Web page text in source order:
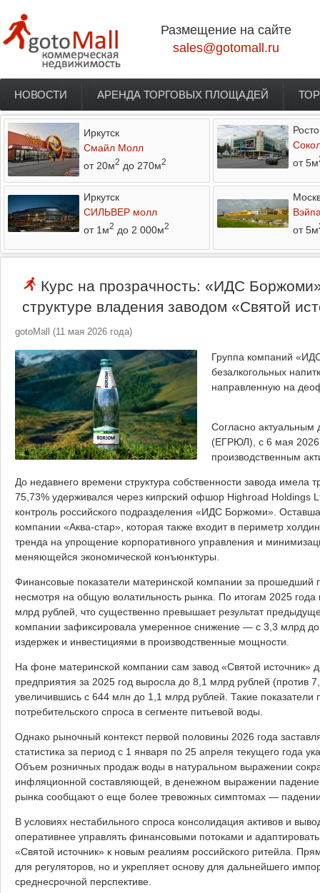
Размещение на сайте
sales@gotomall.ru
Главное меню
НОВОСТИ АРЕНДА ТОРГОВЫХ ПЛОЩАДЕЙ
Иркутск
Смайл Молл
от 20м2 до 270м2
от 5м
Иркутск
СИЛЬВЕР молл
от 1м2 до 2 000м2
от 5м
Курс на прозрачность: «ИДС
структуре владения заводом «Святой
gotoMall (11 мая 2026 года)
Группа компаний
безалкогольных
направленную на
Согласно актуальным
(ЕГРЮЛ), с 6 мая
производственным
До недавнего времени структура собственности завода
75,73% удерживался через кипрский офшор Highroad Holdings
контроль российского подразделения «ИДС Боржоми».
компании «Аква-стар», которая также входит в периметр
тренда на упрощение корпоративного управления и
меняющейся экономической конъюнктуры.
Финансовые показатели материнской компании за прошедший
несмотря на общую волатильность рынка. По итогам 2025
млрд рублей, что существенно превышает результат
компании зафиксировала умеренное снижение — с 3,3 млрд до
издержек и инвестициями в производственные мощности.
На фоне материнской компании сам завод «Святой
предприятия за 2025 год выросла до 8,1 млрд рублей (против
увеличившись с 644 млн до 1,1 млрд рублей. Такие показатели
потребительского спроса в сегменте питьевой воды.
Однако рыночный контекст первой половины 2026 года
статистика за период с 1 января по 25 апреля текущего года
Объем розничных продаж воды в натуральном выражении
инфляционной составляющей, в денежном выражении падение
рынка сообщают о еще более тревожных симптомах — падении
В условиях нестабильного спроса консолидация активов и
оперативнее управлять финансовыми потоками и
«Святой источник» к новым реалиям российского ритейла.
для регуляторов, но и укрепляет основу для дальнейшего
среднесрочной перспективе.